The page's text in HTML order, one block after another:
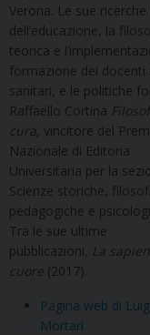
Verona. Le sue
dell’educazione, la
teorica e
formazione dei docenti
sanitari, e le politiche
Raffaello Cortina
cura , vincitore del
Nazionale di Editoria
Universitaria per la
Scienze storiche,
pedagogiche e
Tra le sue ultime
pubblicazioni, La
cuore (2017).
Pagina web di
Mortari